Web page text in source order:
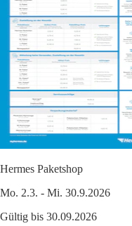
Hermes Paketshop
Mo. 2.3. - Mi. 30.9.2026
Gültig bis 30.09.2026